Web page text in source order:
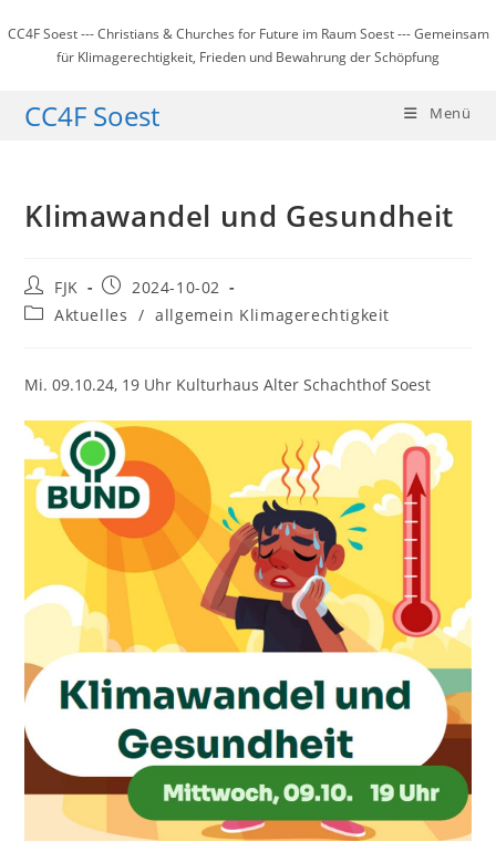
Inhalt
springen
CC4F Soest --- Christians & Churches for Future im Raum Soest --- Gemeinsam
für Klimagerechtigkeit, Frieden und Bewahrung der Schöpfung
CC4F Soest Menü
Klimawandel und Gesundheit
Beitrags-
Autor:
FJK
Beitrag
veröffentlicht:
2024-10-02
Beitrags-
Aktuelles / allgemein Klimagerechtigkeit
Mi. 09.10.24, 19 Uhr Kulturhaus Alter Schachthof Soest